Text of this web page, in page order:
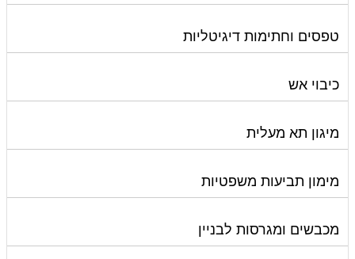
טפסים וחתימות דיגיטליות
כיבוי אש
מיגון תא מעלית
מימון תביעות משפטיות
מכבשים ומגרסות לבניין